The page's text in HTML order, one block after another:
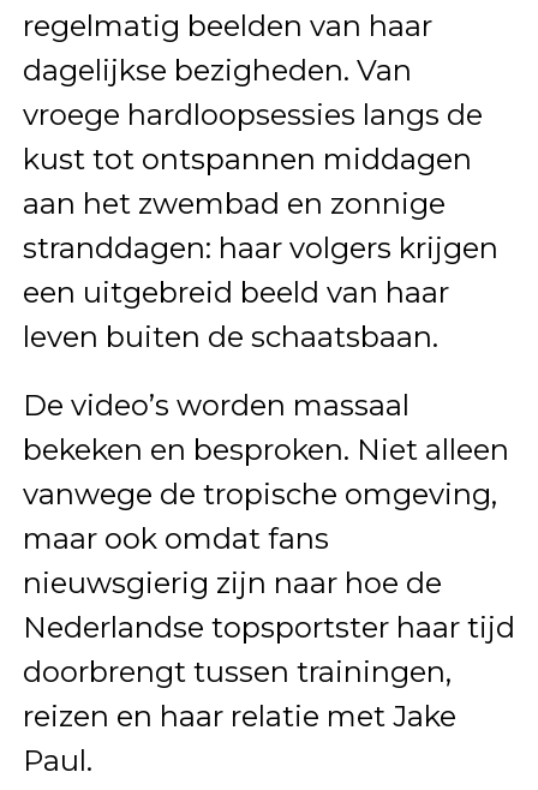
regelmatig beelden van haar
dagelijkse bezigheden. Van
vroege hardloopsessies langs de
kust tot ontspannen middagen
aan het zwembad en zonnige
stranddagen: haar volgers krijgen
een uitgebreid beeld van haar
leven buiten de schaatsbaan.
De video’s worden massaal
bekeken en besproken. Niet alleen
vanwege de tropische omgeving,
maar ook omdat fans
nieuwsgierig zijn naar hoe de
Nederlandse topsportster haar tijd
doorbrengt tussen trainingen,
reizen en haar relatie met Jake
Paul.